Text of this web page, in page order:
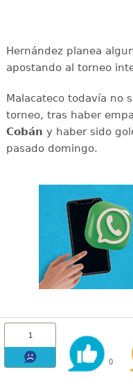
Hernández planea
apostando al torneo
Malacateco todavía no
torneo, tras haber
Cobán y haber sido
pasado domingo.
1
0